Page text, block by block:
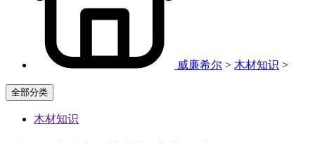
威廉希尔 > 木材知识 >
全部分类
木材知识